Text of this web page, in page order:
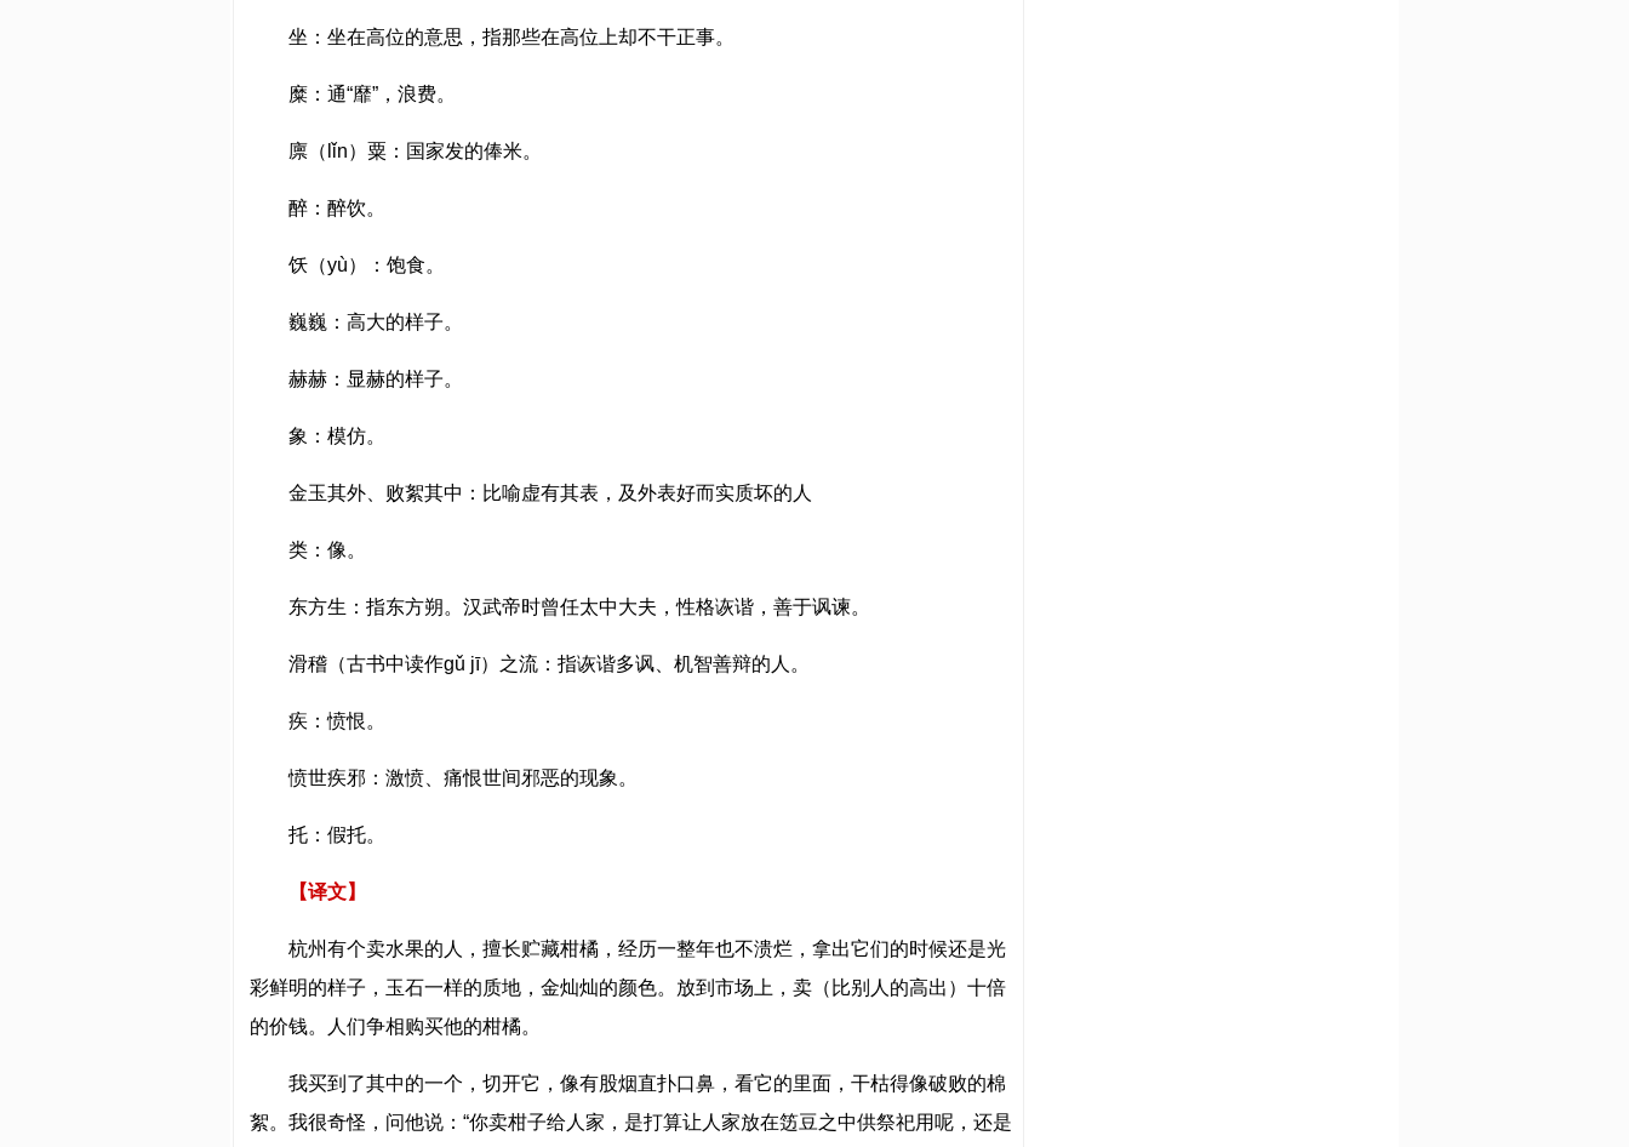
坐：坐在高位的意思，指那些在高位上却不干正事。
糜：通“靡”，浪费。
廪（lǐn）粟：国家发的俸米。
醉：醉饮。
饫（yù）：饱食。
巍巍：高大的样子。
赫赫：显赫的样子。
象：模仿。
金玉其外、败絮其中：比喻虚有其表，及外表好而实质坏的人
类：像。
东方生：指东方朔。汉武帝时曾任太中大夫，性格诙谐，善于讽谏。
滑稽（古书中读作gǔ jī）之流：指诙谐多讽、机智善辩的人。
疾：愤恨。
愤世疾邪：激愤、痛恨世间邪恶的现象。
托：假托。
【译文】
杭州有个卖水果的人，擅长贮藏柑橘，经历一整年也不溃烂，拿出它们的时候还是光
彩鲜明的样子，玉石一样的质地，金灿灿的颜色。放到市场上，卖（比别人的高出）十倍
的价钱。人们争相购买他的柑橘。
我买到了其中的一个，切开它，像有股烟直扑口鼻，看它的里面，干枯得像破败的棉
絮。我很奇怪，问他说：“你卖柑子给人家，是打算让人家放在笾豆之中供祭祀用呢，还是